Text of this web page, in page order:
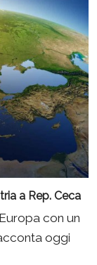
a Rep. Ceca
con un
oggi